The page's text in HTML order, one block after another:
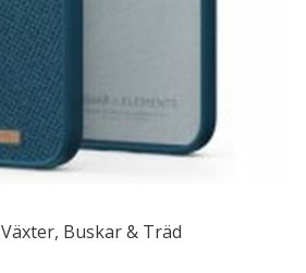
Växter, Buskar & Träd